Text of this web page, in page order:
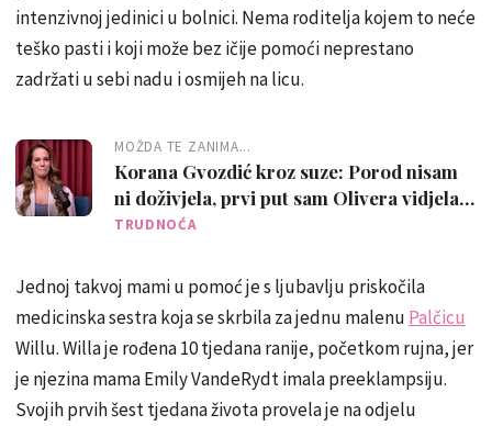
intenzivnoj jedinici u bolnici. Nema roditelja kojem to neće
teško pasti i koji može bez ičije pomoći neprestano
zadržati u sebi nadu i osmijeh na licu.
MOŽDA TE ZANIMA...
Korana Gvozdić kroz suze: Porod nisam
ni doživjela, prvi put sam Olivera vidjela
na slici, a držala nakon 25 dana
TRUDNOĆA
Jednoj takvoj mami u pomoć je s ljubavlju priskočila
medicinska sestra koja se skrbila za jednu malenu Palčicu
Willu. Willa je rođena 10 tjedana ranije, početkom rujna, jer
je njezina mama Emily VandeRydt imala preeklampsiju.
Svojih prvih šest tjedana života provela je na odjelu